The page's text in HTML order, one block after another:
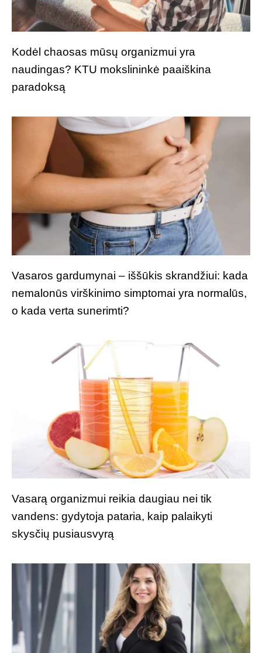
Kodėl chaosas mūsų organizmui yra
naudingas? KTU mokslininkė paaiškina
paradoksą
Vasaros gardumynai – iššūkis skrandžiui: kada
nemalonūs virškinimo simptomai yra normalūs,
o kada verta sunerimti?
Vasarą organizmui reikia daugiau nei tik
vandens: gydytoja pataria, kaip palaikyti
skysčių pusiausvyrą